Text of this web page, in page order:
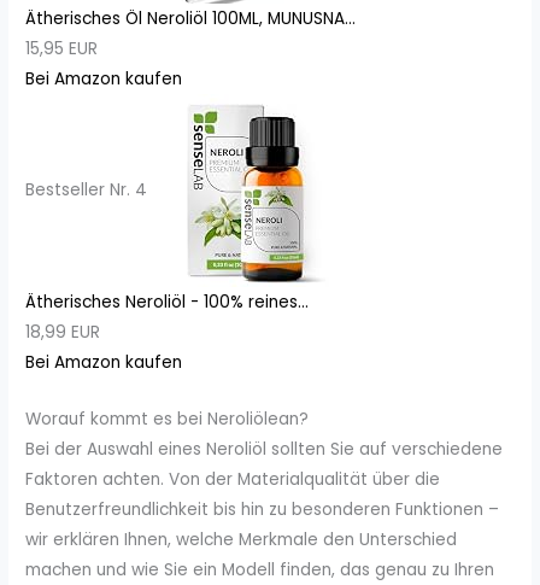
Ätherisches Öl Neroliöl 100ML, MUNUSNA...
15,95 EUR
Bei Amazon kaufen
Bestseller Nr. 4
Ätherisches Neroliöl - 100% reines...
18,99 EUR
Bei Amazon kaufen
Worauf kommt es bei Neroliölean?
Bei der Auswahl eines Neroliöl sollten Sie auf verschiedene
Faktoren achten. Von der Materialqualität über die
Benutzerfreundlichkeit bis hin zu besonderen Funktionen –
wir erklären Ihnen, welche Merkmale den Unterschied
machen und wie Sie ein Modell finden, das genau zu Ihren